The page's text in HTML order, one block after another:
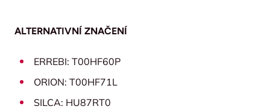
ALTERNATIVNÍ ZNAČENÍ
ERREBI: T00HF60P
ORION: T00HF71L
SILCA: HU87RT0